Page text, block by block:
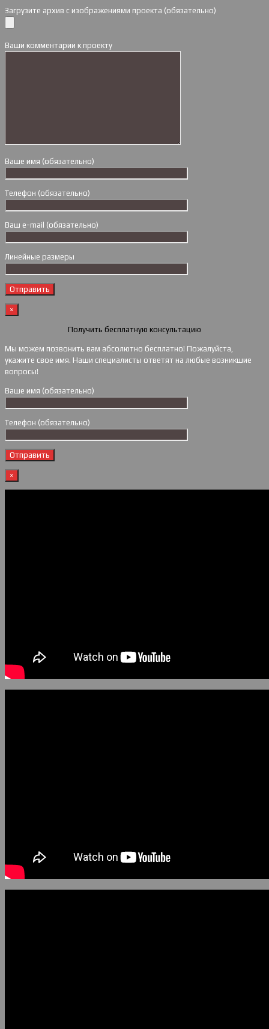
Загрузите архив с изображениями проекта (обязательно)
Ваши комментарии к проекту
Ваше имя (обязательно)
Телефон (обязательно)
Ваш e-mail (обязательно)
Линейные размеры
×
Получить бесплатную консультацию
Мы можем позвонить вам абсолютно бесплатно! Пожалуйста,
укажите свое имя. Наши специалисты ответят на любые возникшие
вопросы!
Ваше имя (обязательно)
Телефон (обязательно)
×